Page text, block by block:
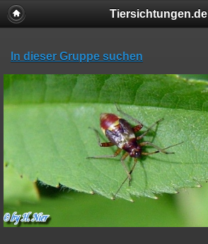
Tiersichtungen.de
In dieser Gruppe suchen